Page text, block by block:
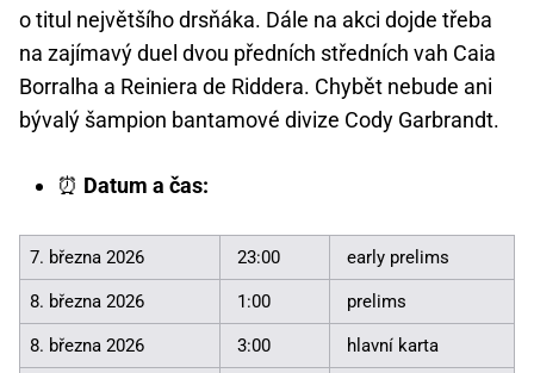
o titul největšího drsňáka. Dále na akci dojde třeba
na zajímavý duel dvou předních středních vah Caia
Borralha a Reiniera de Riddera. Chybět nebude ani
bývalý šampion bantamové divize Cody Garbrandt.
⏰ Datum a čas:
7. března 2026 23:00 early prelims
8. března 2026 1:00 prelims
8. března 2026 3:00 hlavní karta